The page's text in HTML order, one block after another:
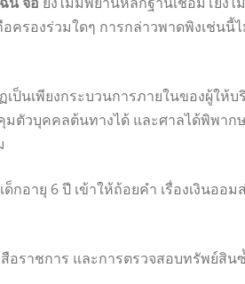
ครองร่วมใดๆ การกล่าวพาดพิงเช่น
ป็นเพียงกระบวนการภายในของผู้ให้บ
วบุคคลต้นทางได้ และศาลได้พิพากษ
อายุ 6 ปี เข้าให้ถ้อยคำ เรื่องเงินออ
ราชการ และการตรวจสอบทรัพย์สิ